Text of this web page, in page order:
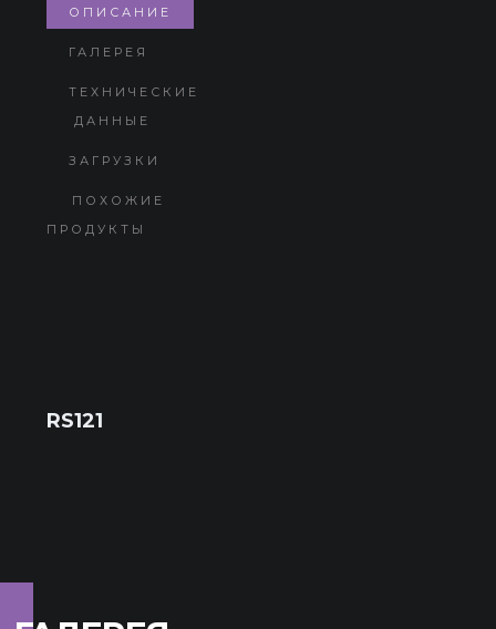
ОПИСАНИЕ
ГАЛЕРЕЯ
ТЕХНИЧЕСКИЕ
ДАННЫЕ
ЗАГРУЗКИ
ПОХОЖИЕ
ПРОДУКТЫ
RS121